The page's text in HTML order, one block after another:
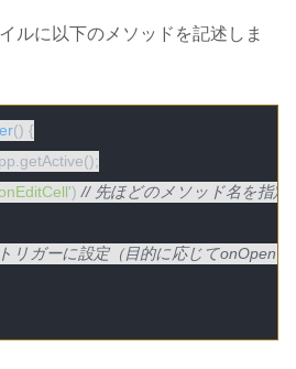
ルに以下のメソッドを記述しま
() {
) // 先ほどのメソッド名を指定
リガーに設定（目的に応じてonOpen